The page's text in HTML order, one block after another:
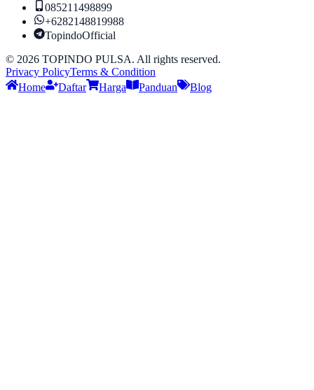
085211498899
+6282148819988
TopindoOfficial
© 2026 TOPINDO PULSA. All rights reserved.
Privacy PolicyTerms & Condition
Home
Daftar Harga Panduan Blog